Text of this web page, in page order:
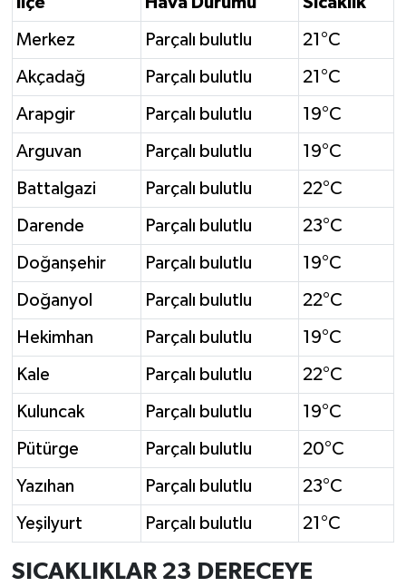
Merkez Parçalı bulutlu 21°C
Akçadağ Parçalı bulutlu 21°C
Arapgir Parçalı bulutlu 19°C
Arguvan Parçalı bulutlu 19°C
Battalgazi Parçalı bulutlu 22°C
Darende Parçalı bulutlu 23°C
Doğanşehir Parçalı bulutlu 19°C
Doğanyol Parçalı bulutlu 22°C
Hekimhan Parçalı bulutlu 19°C
Kale Parçalı bulutlu 22°C
Kuluncak Parçalı bulutlu 19°C
Pütürge Parçalı bulutlu 20°C
Yazıhan Parçalı bulutlu 23°C
Yeşilyurt Parçalı bulutlu 21°C
SICAKLIKLAR 23 DERECEYE